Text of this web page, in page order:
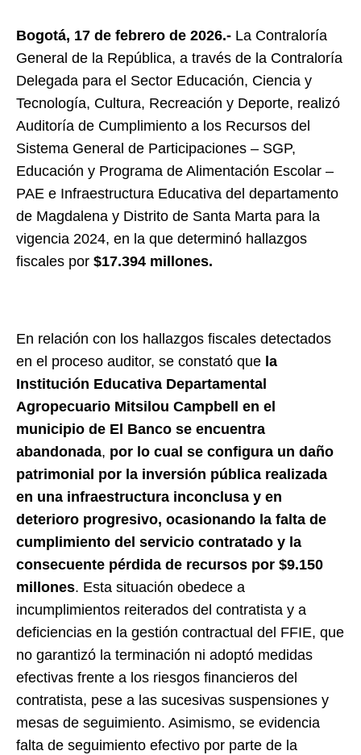
Bogotá, 17 de febrero de 2026.- La Contraloría
General de la República, a través de la Contraloría
Delegada para el Sector Educación, Ciencia y
Tecnología, Cultura, Recreación y Deporte, realizó
Auditoría de Cumplimiento a los Recursos del
Sistema General de Participaciones – SGP,
Educación y Programa de Alimentación Escolar –
PAE e Infraestructura Educativa del departamento
de Magdalena y Distrito de Santa Marta para la
vigencia 2024, en la que determinó hallazgos
fiscales por $17.394 millones.
En relación con los hallazgos fiscales detectados
en el proceso auditor, se constató que la
Institución Educativa Departamental
Agropecuario Mitsilou Campbell en el
municipio de El Banco se encuentra
abandonada, por lo cual se configura un daño
patrimonial por la inversión pública realizada
en una infraestructura inconclusa y en
deterioro progresivo, ocasionando la falta de
cumplimiento del servicio contratado y la
consecuente pérdida de recursos por $9.150
millones. Esta situación obedece a
incumplimientos reiterados del contratista y a
deficiencias en la gestión contractual del FFIE, que
no garantizó la terminación ni adoptó medidas
efectivas frente a los riesgos financieros del
contratista, pese a las sucesivas suspensiones y
mesas de seguimiento. Asimismo, se evidencia
falta de seguimiento efectivo por parte de la